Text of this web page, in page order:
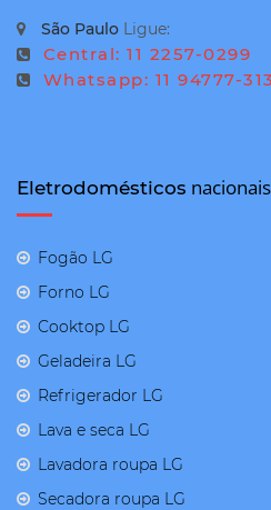
São Paulo Ligue:
Central: 11 2257-0299
Whatsapp: 11 94777-
Eletrodomésticos
Fogão LG
Forno LG
Cooktop LG
Geladeira LG
Refrigerador LG
Lava e seca LG
Lavadora roupa LG
Secadora roupa LG